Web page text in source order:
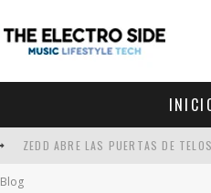
ZEDD ABRE LAS PUERTAS DE TELOS
ZEDD IN THE PARK VUELVE A LA
Blog